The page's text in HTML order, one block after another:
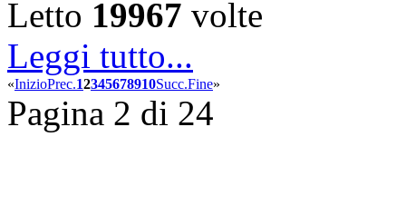
Letto 19967 volte
Leggi tutto...
«InizioPrec.12345678910Succ.Fine»
Pagina 2 di 24